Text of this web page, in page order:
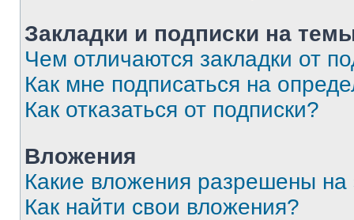
Закладки и подписки на
Чем отличаются закладки от
Как мне подписаться на
Как отказаться от подписки?
Вложения
Какие вложения разрешены
Как найти свои вложения?